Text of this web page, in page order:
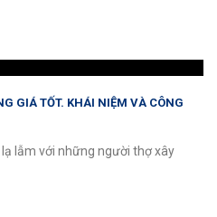
GIÁ TỐT. KHÁI NIỆM VÀ CÔNG
lẫm với những người thợ xây